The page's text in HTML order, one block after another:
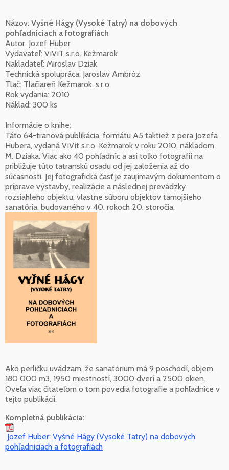
Názov: Vyšné Hágy (Vysoké Tatry) na dobových
pohľadniciach a fotografiách
Autor: Jozef Huber
Vydavateľ: ViViT s.r.o. Kežmarok
Nakladateľ: Miroslav Dziak
Technická spolupráca: Jaroslav Ambróz
Tlač: Tlačiareň Kežmarok, s.r.o.
Rok vydania: 2010
Náklad: 300 ks
Informácie o knihe:
Táto 64-tranová publikácia, formátu A5 taktiež z pera Jozefa
Hubera, vydaná ViVit s.r.o. Kežmarok v roku 2010, nákladom
M. Dziaka. Viac ako 40 pohľadníc a asi toľko fotografií na
približuje túto tatranskú osadu od jej založenia až do
súčasnosti. Jej fotografická časť je zaujímavým dokumentom o
príprave výstavby, realizácie a následnej prevádzky
rozsiahleho objektu, vlastne súboru objektov tamojšieho
sanatória, budovaného v 40. rokoch 20. storočia.
Ako perličku uvádzam, že sanatórium má 9 poschodí, objem
180 000 m3, 1950 miestností, 3000 dverí a 2500 okien.
Oveľa viac čitateľom o tom povedia fotografie a pohľadnice v
tejto publikácii.
Kompletná publikácia:
Jozef Huber: Vyšné Hágy (Vysoké Tatry) na dobových
pohľadniciach a fotografiách